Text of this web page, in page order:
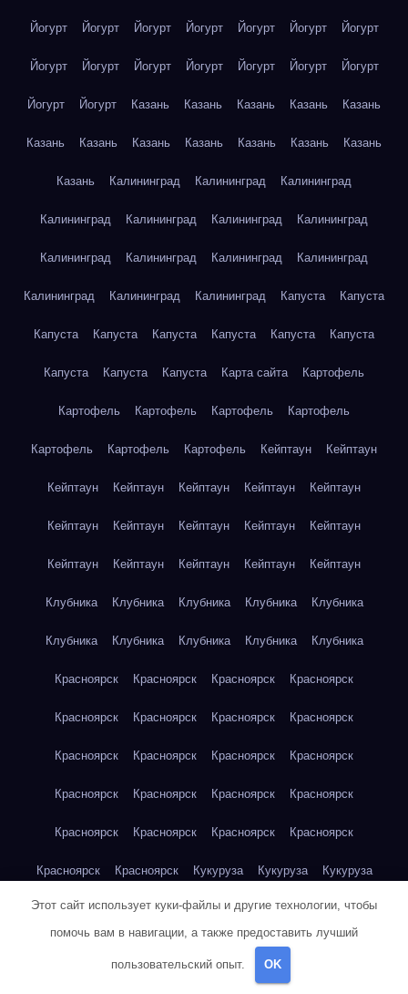
Йогурт Йогурт Йогурт Йогурт Йогурт Йогурт Йогурт
Йогурт Йогурт Йогурт Йогурт Йогурт Йогурт Йогурт
Йогурт Йогурт Казань Казань Казань Казань Казань
Казань Казань Казань Казань Казань Казань Казань
Казань Калининград Калининград Калининград
Калининград Калининград Калининград Калининград
Калининград Калининград Калининград Калининград
Калининград Калининград Калининград Капуста Капуста
Капуста Капуста Капуста Капуста Капуста Капуста
Капуста Капуста Капуста Карта сайта Картофель
Картофель Картофель Картофель Картофель
Картофель Картофель Картофель Кейптаун Кейптаун
Кейптаун Кейптаун Кейптаун Кейптаун Кейптаун
Кейптаун Кейптаун Кейптаун Кейптаун Кейптаун
Кейптаун Кейптаун Кейптаун Кейптаун Кейптаун
Клубника Клубника Клубника Клубника Клубника
Клубника Клубника Клубника Клубника Клубника
Красноярск Красноярск Красноярск Красноярск
Красноярск Красноярск Красноярск Красноярск
Красноярск Красноярск Красноярск Красноярск
Красноярск Красноярск Красноярск Красноярск
Красноярск Красноярск Красноярск Красноярск
Красноярск Красноярск Кукуруза Кукуруза Кукуруза
Кукуруза Кукуруза Кукуруза Кукуруза Кукуруза
Кукуруза
Куриная грудка
Этот сайт использует куки-файлы и другие технологии, чтобы
помочь вам в навигации, а также предоставить лучший
пользовательский опыт. OK